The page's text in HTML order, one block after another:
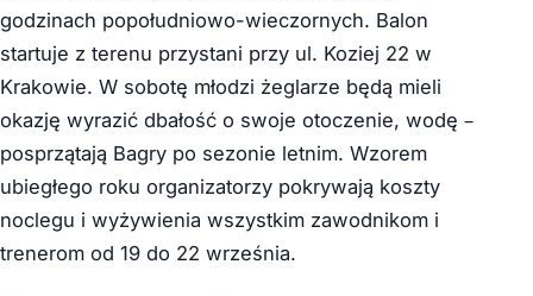
godzinach popołudniowo-wieczornych. Balon
startuje z terenu przystani przy ul. Koziej 22 w
Krakowie. W sobotę młodzi żeglarze będą mieli
okazję wyrazić dbałość o swoje otoczenie, wodę –
posprzątają Bagry po sezonie letnim. Wzorem
ubiegłego roku organizatorzy pokrywają koszty
noclegu i wyżywienia wszystkim zawodnikom i
trenerom od 19 do 22 września.